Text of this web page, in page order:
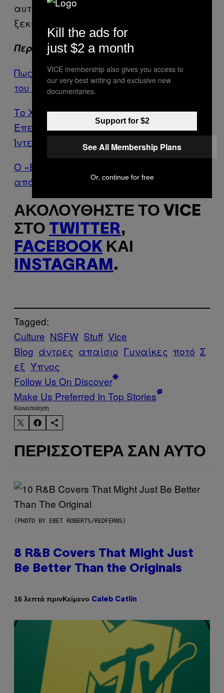
αυτή η σχέση τελείωσε πριν καν
ξεκινήσει.
Περισσότερα από το VICE
Πως Είναι να Είσαι Μυστικός Πράκτορας
του FBI
Το Χειρότερο Ραντεβού που Πήγα
Έπειτα από μια Γνωριμία Μέσω
Ίντερνετ
Ο «Βασιλιάς» του Ελληνικού Skate Είναι
από τη Θεσσαλονίκη
ΑΚΟΛΟΥΘΉΣΤΕ ΤΟ VICE
ΣΤΟ TWITTER,
FACEBOOK ΚΑΙ
INSTAGRAM .
Tagged:
Culture NSFW Stuff Vice
Blog άντρες απαίσιο Γυναίκες ποτό Σ
εξ Ύπνος
Follow Us On Discover
Make Us Preferred In Top Stories
Kοινοποίηση
ΠΕΡΙΣΣΌΤΕΡΑ ΣΑΝ ΑΥΤΌ
(PHOTO BY EBET ROBERTS/REDFERNS)
8 R&B Covers That Might Just
Be Better Than the Originals
16 λεπτά πρινΚείμενο Caleb Catlin
Kill the ads for
just $2 a month
VICE membership also gives you access to
our very best writing and exclusive new
documentaries.
Support for $2
See All Membership Plans
Or, continue for free